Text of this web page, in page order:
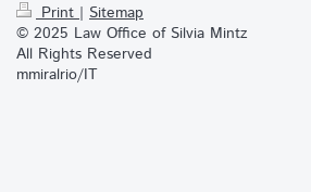
Print | Sitemap
© 2025 Law Office of Silvia Mintz
All Rights Reserved
mmiralrio/IT